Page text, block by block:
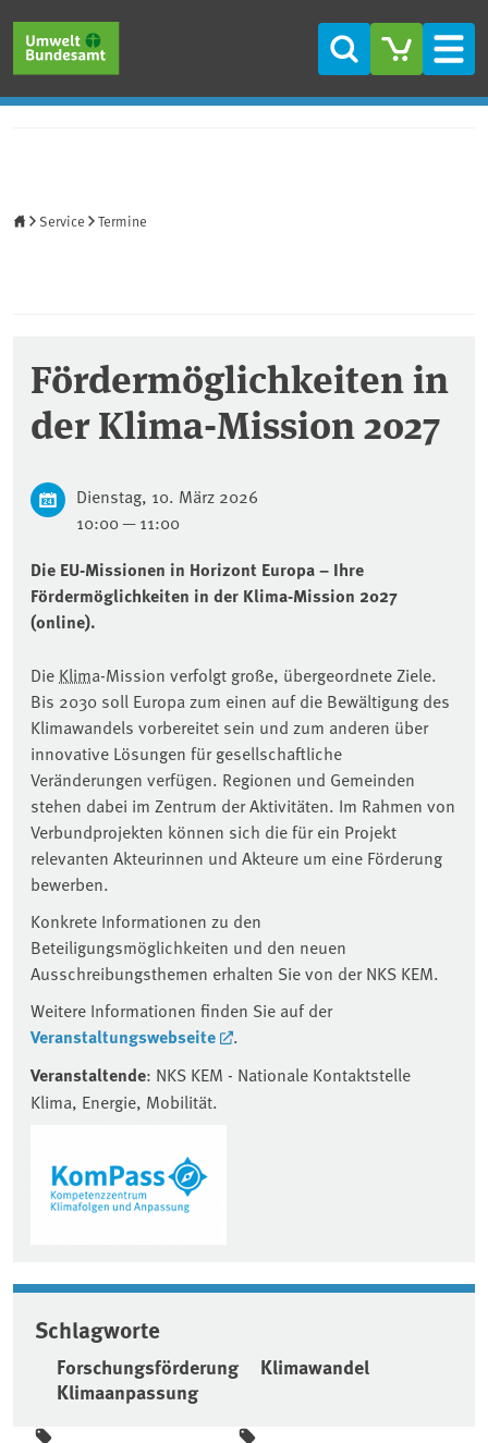
Suche
Service Termine
Fördermöglichkeiten in
der Klima-Mission 2027
Dienstag, 10. März 2026
10:00 — 11:00
Die EU-Missionen in Horizont Europa – Ihre
Fördermöglichkeiten in der Klima-Mission 2027
(online).
Die Klima-Mission verfolgt große, übergeordnete Ziele.
Bis 2030 soll Europa zum einen auf die Bewältigung des
Klimawandels vorbereitet sein und zum anderen über
innovative Lösungen für gesellschaftliche
Veränderungen verfügen. Regionen und Gemeinden
stehen dabei im Zentrum der Aktivitäten. Im Rahmen von
Verbundprojekten können sich die für ein Projekt
relevanten Akteurinnen und Akteure um eine Förderung
bewerben.
Konkrete Informationen zu den
Beteiligungsmöglichkeiten und den neuen
Ausschreibungsthemen erhalten Sie von der NKS KEM.
Weitere Informationen finden Sie auf der
Veranstaltungswebseite .
Veranstaltende: NKS KEM - Nationale Kontaktstelle
Klima, Energie, Mobilität.
Schlagworte
Forschungsförderung
Klimawandel
Klimaanpassung